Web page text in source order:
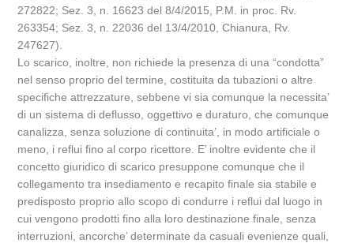
272822; Sez. 3, n. 16623 del 8/4/2015, P.M. in proc. Rv.
263354; Sez. 3, n. 22036 del 13/4/2010, Chianura, Rv.
247627).
Lo scarico, inoltre, non richiede la presenza di una “condotta”
nel senso proprio del termine, costituita da tubazioni o altre
specifiche attrezzature, sebbene vi sia comunque la necessita’
di un sistema di deflusso, oggettivo e duraturo, che comunque
canalizza, senza soluzione di continuita’, in modo artificiale o
meno, i reflui fino al corpo ricettore. E’ inoltre evidente che il
concetto giuridico di scarico presuppone comunque che il
collegamento tra insediamento e recapito finale sia stabile e
predisposto proprio allo scopo di condurre i reflui dal luogo in
cui vengono prodotti fino alla loro destinazione finale, senza
interruzioni, ancorche’ determinate da casuali evenienze quali,